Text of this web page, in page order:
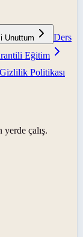
Unuttum
Ders
Eğitim
Gizlilik Politikası
çalış.